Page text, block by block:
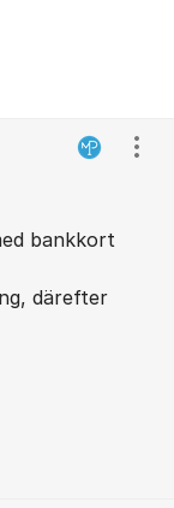
bankkort
därefter